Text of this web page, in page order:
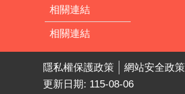
相關連結
相關連結
隱私權保護政策 網站安全政策
更新日期: 115-08-06